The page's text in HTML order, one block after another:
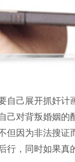
自己展开抓奸
己对背叛婚姻
但因为非法搜
行，同时如果真